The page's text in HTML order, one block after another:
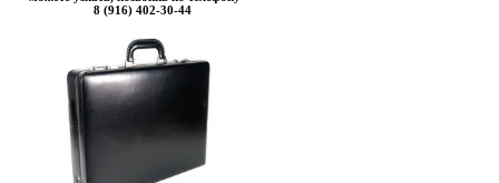
8 (916) 402-30-44